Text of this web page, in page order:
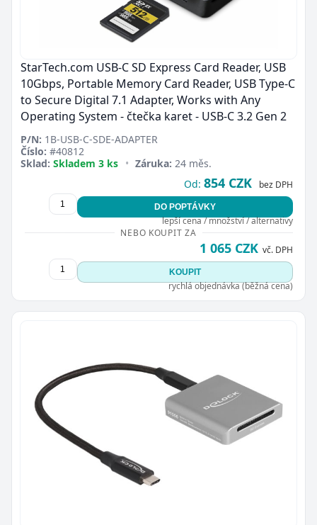
StarTech.com USB-C SD Express Card Reader, USB
10Gbps, Portable Memory Card Reader, USB Type-C
to Secure Digital 7.1 Adapter, Works with Any
Operating System - čtečka karet - USB-C 3.2 Gen 2
P/N: 1B-USB-C-SDE-ADAPTER
Číslo: #40812
Sklad: Skladem 3 ks • Záruka: 24 měs.
Od: 854 CZK bez DPH
DO POPTÁVKY
lepší cena / množství / alternativy
NEBO KOUPIT ZA
1 065 CZK vč. DPH
KOUPIT
rychlá objednávka (běžná cena)